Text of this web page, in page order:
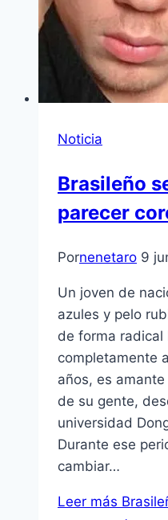
Noticia
Brasileño
parecer
Pornenetaro 9
Un joven de
azules y pelo
de forma
completamente
años, es
de su gente,
universidad
Durante ese
cambiar…
Leer más